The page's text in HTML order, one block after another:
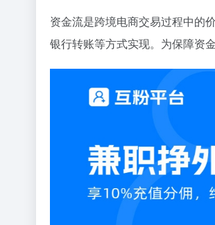
资金流是跨境电商交易过程中的
银行转账等方式实现。为保障资